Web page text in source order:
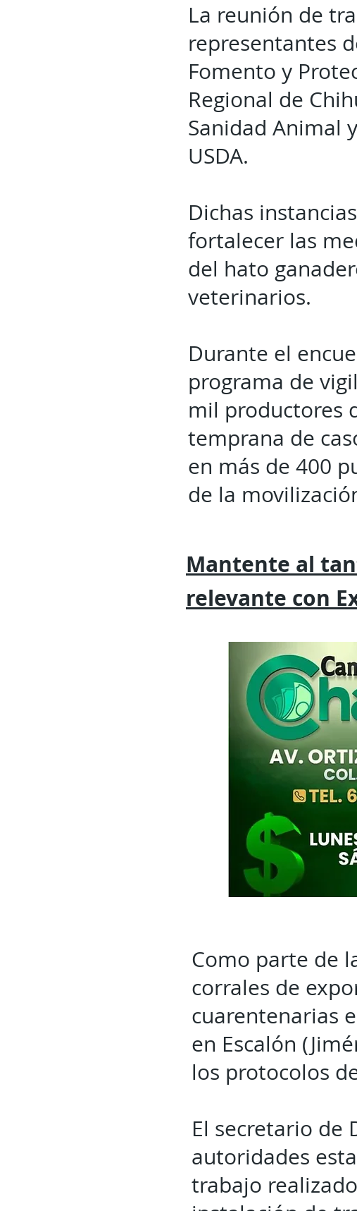
La reunión de
representantes
Fomento y
Regional de
Sanidad Animal
USDA.
Dichas
fortalecer las
del hato
veterinarios.
Durante el
programa de
mil productores
temprana de
en más de 400
de la
Mantente al
relevante con
Como parte de
corrales de
cuarentenarias
en Escalón
los protocolos
El secretario de
autoridades
trabajo